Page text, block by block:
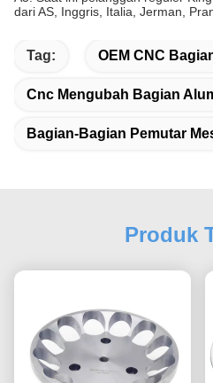
dari AS, Inggris, Italia, Jerman,
Tag: OEM CNC
Cnc Mengubah Bagian
Bagian-Bagian Pemutar
Produk